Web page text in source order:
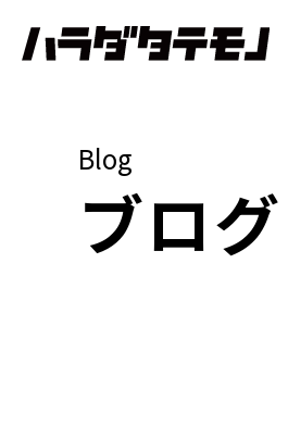
Blog
ブログ